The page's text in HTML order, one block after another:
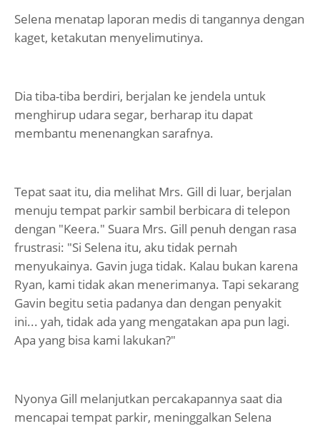
Selena menatap laporan medis di tangannya dengan
kaget, ketakutan menyelimutinya.
Dia tiba-tiba berdiri, berjalan ke jendela untuk
menghirup udara segar, berharap itu dapat
membantu menenangkan sarafnya.
Tepat saat itu, dia melihat Mrs. Gill di luar, berjalan
menuju tempat parkir sambil berbicara di telepon
dengan "Keera." Suara Mrs. Gill penuh dengan rasa
frustrasi: "Si Selena itu, aku tidak pernah
menyukainya. Gavin juga tidak. Kalau bukan karena
Ryan, kami tidak akan menerimanya. Tapi sekarang
Gavin begitu setia padanya dan dengan penyakit
ini... yah, tidak ada yang mengatakan apa pun lagi.
Apa yang bisa kami lakukan?"
Nyonya Gill melanjutkan percakapannya saat dia
mencapai tempat parkir, meninggalkan Selena